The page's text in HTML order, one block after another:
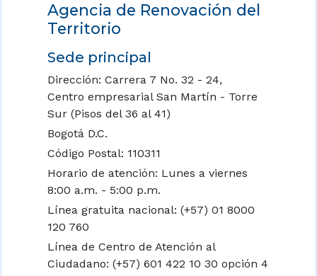
Agencia de Renovación del
Territorio
Sede principal
Dirección: Carrera 7 No. 32 - 24,
Centro empresarial San Martín - Torre
Sur (Pisos del 36 al 41)
Bogotá D.C.
Código Postal: 110311
Horario de atención: Lunes a viernes
8:00 a.m. - 5:00 p.m.
Línea gratuita nacional: (+57) 01 8000
120 760
Línea de Centro de Atención al
Ciudadano: (+57) 601 422 10 30 opción 4